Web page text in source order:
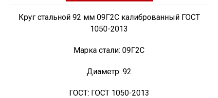
Круг стальной 92 мм 09Г2С калиброванный ГОСТ
1050-2013
Марка стали: 09Г2С
Диаметр: 92
ГОСТ: ГОСТ 1050-2013